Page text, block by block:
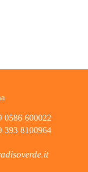
0586 600022
393 8100964